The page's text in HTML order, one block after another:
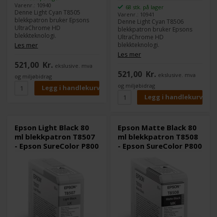
Varenr.: 10940
Denne Light Cyan T8505
blekkpatron bruker Epsons
UltraChrome HD
blekkteknologi.
Du du kan skrive ut sort/hvitt
med høy Dmax og samtidig få
er bedre den den du kjenner
fra Epson 3880.
Innhold:
80 ml
UltraChrome HD
Les mer
521,00 Kr. ekslusive. mva
og miljøbidrag
68 stk. på lager
Varenr.: 10941
Denne Light Cyan T8506
blekkpatron bruker Epsons
UltraChrome HD
blekkteknologi.
Du du kan skrive ut sort/hvitt
med høy Dmax og samtidig få
er bedre den den du kjenner
fra Epson 3880.
Innhold:
80 ml
UltraChrome HD
Les mer
521,00 Kr. ekslusive. mva
og miljøbidrag
Epson Light Black 80
ml blekkpatron T8507
- Epson SureColor P800
Epson Matte Black 80
ml blekkpatron T8508
- Epson SureColor P800